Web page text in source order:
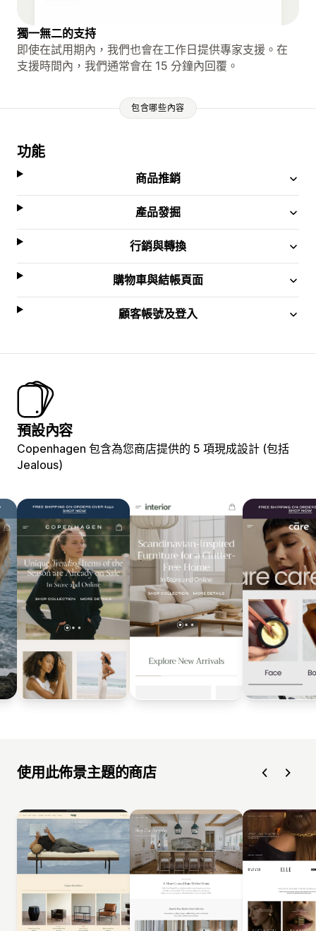
獨一無二的支持
即使在試用期內，我們也會在工作日提供專家支援。在
支援時間內，我們通常會在 15 分鐘內回覆。
包含哪些內容
功能
商品推銷
產品發掘
行銷與轉換
購物車與結帳頁面
顧客帳號及登入
預設內容
Copenhagen 包含為您商店提供的 5 項現成設計 (包括
Jealous)
使用此佈景主題的商店